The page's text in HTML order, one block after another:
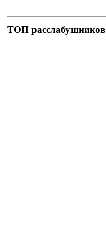
ТОП расслабушников